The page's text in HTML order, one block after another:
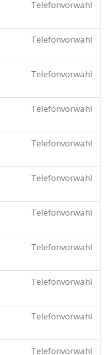
Telefonvorwahl
Telefonvorwahl
Telefonvorwahl
Telefonvorwahl
Telefonvorwahl
Telefonvorwahl
Telefonvorwahl
Telefonvorwahl
Telefonvorwahl
Telefonvorwahl
Telefonvorwahl